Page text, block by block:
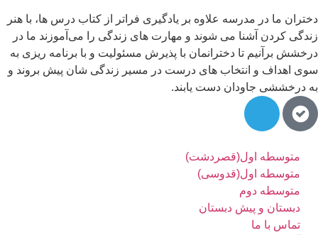
ما در مدرسه علاوه بر یادگیری فراتر از کتاب درس ها، با هنر
کردن آشنا می شوند و مهارت های زندگی را می‌آموزند ما در
برآنیم تا دخترانمان با پذیرش مسئولیت و با برنامه ریزی به
اهداف و انتخاب های درست در مسیر زندگی شان پیش بروند و
درخششی جاودان دست یابند.
متوسطه اول(قصردشت)
متوسطه اول(قدوسی)
متوسطه دوم
دبستان و پیش دبستان
تماس با ما